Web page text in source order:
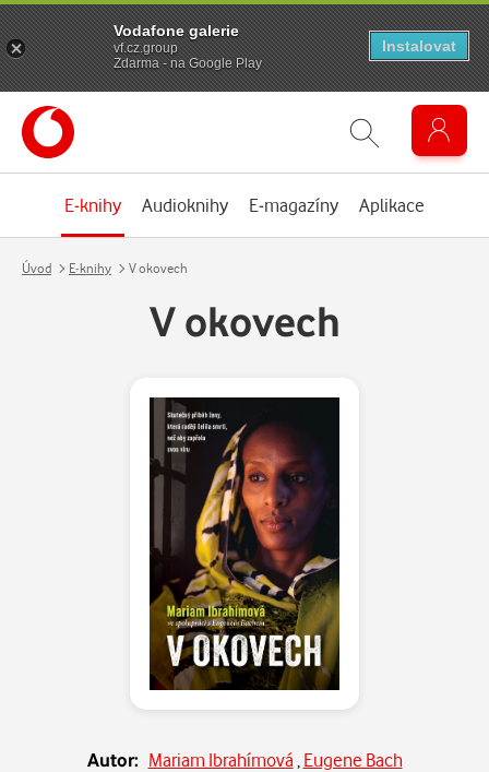
E-knihy Audioknihy E-magazíny Aplikace
Úvod E-knihy V okovech
V okovech
Autor: Mariam Ibrahímová Eugene Bach
Vodafone galerie
vf.cz.group
Zdarma - na Google Play
Instalovat